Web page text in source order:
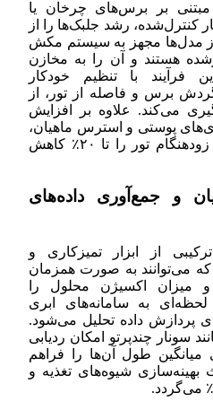
مبتنی بر برس‌های چرخان یا
کنترل‌‌شده، رشد جلبک‌ها را از
مدل‌ها مجهز به سیستم مکش
هستند و آن را به مخازن
فرآیند با تنظیم خودکار
برس و فاصله از تور، از
می‌کند. علاوه بر افزایش
پوستی و استرس ماهیان،
هزینه‌های مرتبط با تعویض زودهنگام تور را تا ۲۰٪ کاهش
و جمع‌آوری داده‌های
از ابزار تمیزکاری و
می‌توانند به صورت همزمان
میزان اکسیژن محلول را
لحظه‌ای به سامانه‌های ابری
پردازش داده تحلیل می‌شود.
سونار چندپرتو امکان ردیابی
میانگین طول آن‌ها را فراهم
بهینه‌سازی شیوه‌های تغذیه و